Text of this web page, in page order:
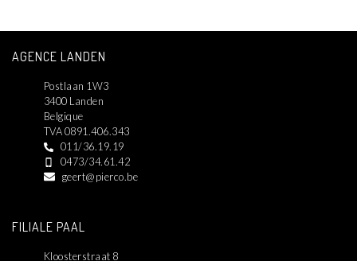
AGENCE LANDEN
Postlaan 1W3
3400 Landen
Belgique
TVA 0891.406.343
011/36.19.19
0473/34.61.42
geert@pierco.be
FILIALE PAAL
Kloosterstraat 8